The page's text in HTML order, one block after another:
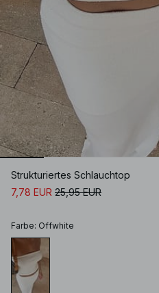
Strukturiertes Schlauchtop
7,78 EUR 25,95 EUR
Farbe: Offwhite